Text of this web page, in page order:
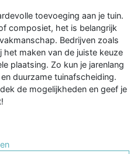
toevoeging aan je tuin.
composiet, het is belangrijk
Bedrijven zoals
het maken van de juiste keuze
plaatsing. Zo kun je jarenlang
duurzame tuinafscheiding.
de mogelijkheden en geef je